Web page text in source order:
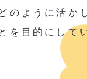
のように活か
を目的にして